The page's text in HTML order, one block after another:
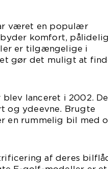
været en populær
komfort,
er tilgængelige i
gør det muligt at
blev lanceret i 2002.
og ydeevne. Brugte
en rummelig bil med
af deres